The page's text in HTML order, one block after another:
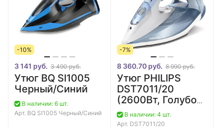
-10%
3 141 руб. 3 490 руб.
Утюг BQ SI1005
Черный/Синий
В наличии: 6 шт.
Арт. BQ SI1005 Черный/Синий
-7%
8 360.70 руб. 8 990 руб.
Утюг PHILIPS
DST7011/20
(2600Вт, Голубой,
Легированная
сталь)
В наличии: 4 шт.
Арт. DST7011/20